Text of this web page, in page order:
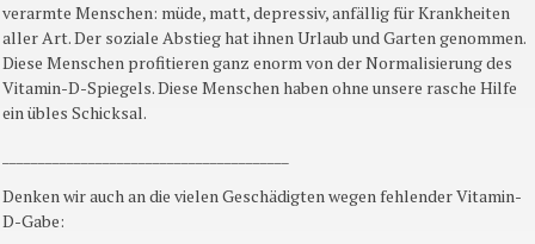
verarmte Menschen: müde, matt, depressiv, anfällig für Krankheiten
aller Art. Der soziale Abstieg hat ihnen Urlaub und Garten genommen.
Diese Menschen profitieren ganz enorm von der Normalisierung des
Vitamin-D-Spiegels. Diese Menschen haben ohne unsere rasche Hilfe
ein übles Schicksal.
Denken wir auch an die vielen Geschädigten wegen fehlender Vitamin-
D-Gabe: